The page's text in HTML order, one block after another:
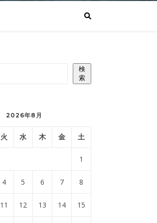
検
索
2026年8月
火 水 木 金 土
1
4 5 6 7 8
11 12 13 14 15